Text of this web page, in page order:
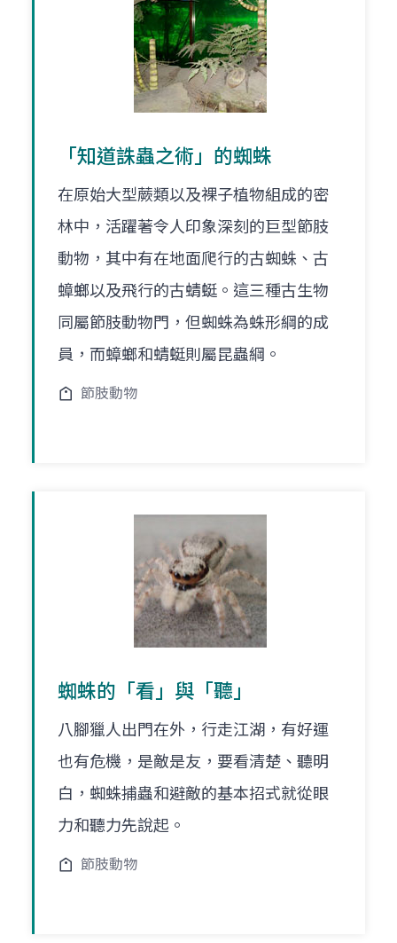
「知道誅蟲之術」的蜘蛛
在原始大型蕨類以及裸子植物組成的密
林中，活躍著令人印象深刻的巨型節肢
動物，其中有在地面爬行的古蜘蛛、古
蟑螂以及飛行的古蜻蜓。這三種古生物
同屬節肢動物門，但蜘蛛為蛛形綱的成
員，而蟑螂和蜻蜓則屬昆蟲綱。
節肢動物
蜘蛛的「看」與「聽」
八腳獵人出門在外，行走江湖，有好運
也有危機，是敵是友，要看清楚、聽明
白，蜘蛛捕蟲和避敵的基本招式就從眼
力和聽力先說起。
節肢動物